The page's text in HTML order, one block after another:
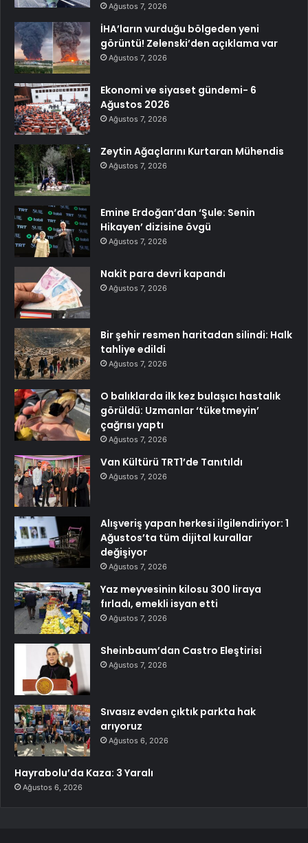
Ağustos 7, 2026
İHA’ların vurduğu bölgeden yeni
görüntü! Zelenski’den açıklama var
Ağustos 7, 2026
Ekonomi ve siyaset gündemi- 6
Ağustos 2026
Ağustos 7, 2026
Zeytin Ağaçlarını Kurtaran Mühendis
Ağustos 7, 2026
Emine Erdoğan’dan ‘Şule: Senin
Hikayen’ dizisine övgü
Ağustos 7, 2026
Nakit para devri kapandı
Ağustos 7, 2026
Bir şehir resmen haritadan silindi: Halk
tahliye edildi
Ağustos 7, 2026
O balıklarda ilk kez bulaşıcı hastalık
görüldü: Uzmanlar ‘tüketmeyin’
çağrısı yaptı
Ağustos 7, 2026
Van Kültürü TRT1’de Tanıtıldı
Ağustos 7, 2026
Alışveriş yapan herkesi ilgilendiriyor: 1
Ağustos’ta tüm dijital kurallar
değişiyor
Ağustos 7, 2026
Yaz meyvesinin kilosu 300 liraya
fırladı, emekli isyan etti
Ağustos 7, 2026
Sheinbaum’dan Castro Eleştirisi
Ağustos 7, 2026
Sıvasız evden çıktık parkta hak
arıyoruz
Ağustos 6, 2026
Hayrabolu’da Kaza: 3 Yaralı
Ağustos 6, 2026